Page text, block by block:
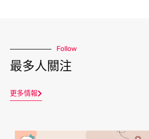
Follow
最多人關注
更多情報